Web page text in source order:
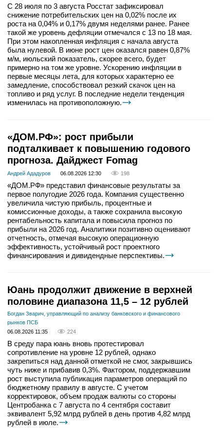
С 28 июля по 3 августа Росстат зафиксировал
снижение потребительских цен на 0,02% после их
роста на 0,04% и 0,17% двумя неделями ранее. Ранее
такой же уровень дефляции отмечался с 13 по 18 мая.
При этом накопленная инфляция с начала августа
была нулевой. В июне рост цен оказался равен 0,87%
м/м, июльский показатель, скорее всего, будет
примерно на том же уровне. Ускорению инфляции в
первые месяцы лета, для которых характерно ее
замедление, способствовал резкий скачок цен на
топливо и ряд услуг. В последние недели тенденция
изменилась на противоположную.
«ДОМ.РФ»: рост прибыли
подталкивает к повышению годового
прогноза. Дайджест Fomag
Андрей Ададуров 06.08.2026 12:30 198
«ДОМ.РФ» представил финансовые результаты за
первое полугодие 2026 года. Компания существенно
увеличила чистую прибыль, процентные и
комиссионные доходы, а также сохранила высокую
рентабельность капитала и повысила прогноз по
прибыли на 2026 год. Аналитики позитивно оценивают
отчетность, отмечая высокую операционную
эффективность, устойчивый рост проектного
финансирования и дивидендные перспективы.
Юань продолжит движение в верхней
половине диапазона 11,5 – 12 рублей
Богдан Зварич, управляющий по анализу банковского и финансового
рынков ПСБ
06.08.2026 11:35
224
В среду пара юань вновь протестировал
сопротивление на уровне 12 рублей, однако
закрепиться над данной отметкой не смог, закрывшись
чуть ниже и прибавив 0,3%. Фактором, поддержавшим
рост выступила публикация параметров операций по
бюджетному правилу в августе. С учетом
корректировок, объем продаж валюты со стороны
Центробанка с 7 августа по 4 сентября составит
эквивалент 5,92 млрд рублей в день против 4,82 млрд
рублей в июле.